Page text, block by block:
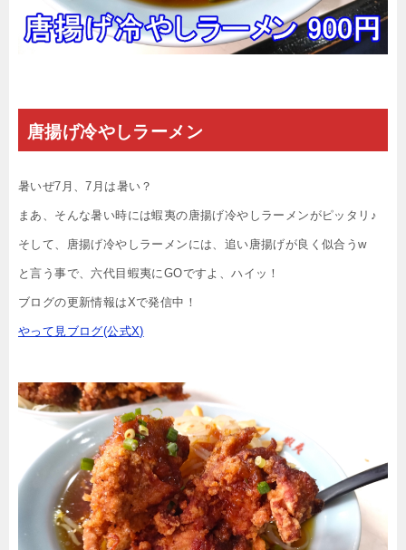
唐揚げ冷やしラーメン
暑いぜ7月、7月は暑い？
まあ、そんな暑い時には蝦夷の唐揚げ冷やしラーメンがピッタリ♪
そして、唐揚げ冷やしラーメンには、追い唐揚げが良く似合うw
と言う事で、六代目蝦夷にGOですよ、ハイッ！
ブログの更新情報はXで発信中！
やって見ブログ(公式X)